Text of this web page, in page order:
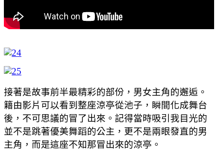
接著是故事前半最精彩的部份，男女主角的邂逅。
籍由影片可以看到整座涼亭從池子，瞬間化成舞台
後，不可思議的冒了出來。記得當時吸引我目光的
並不是跳著優美舞蹈的公主，更不是兩眼發直的男
主角，而是這座不知那冒出來的涼亭。